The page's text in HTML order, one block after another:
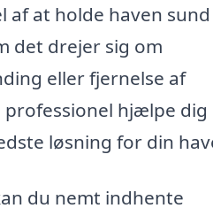
af at holde haven sund
det drejer sig om
eller fjernelse af
professionel hjælpe dig
løsning for din
du nemt indhente